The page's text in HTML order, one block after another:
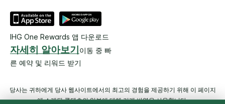
IHG One Rewards 앱 다운로드
자세히 알아보기 이동 중 빠
른 예약 및 리워드 받기
당사는 귀하에게 당사 웹사이트에서의 최고의 경험을 제공하기 위해 이 페이지
에 소개된 콘텐츠의 일부에 대해 기계 번역을 사용합니다.